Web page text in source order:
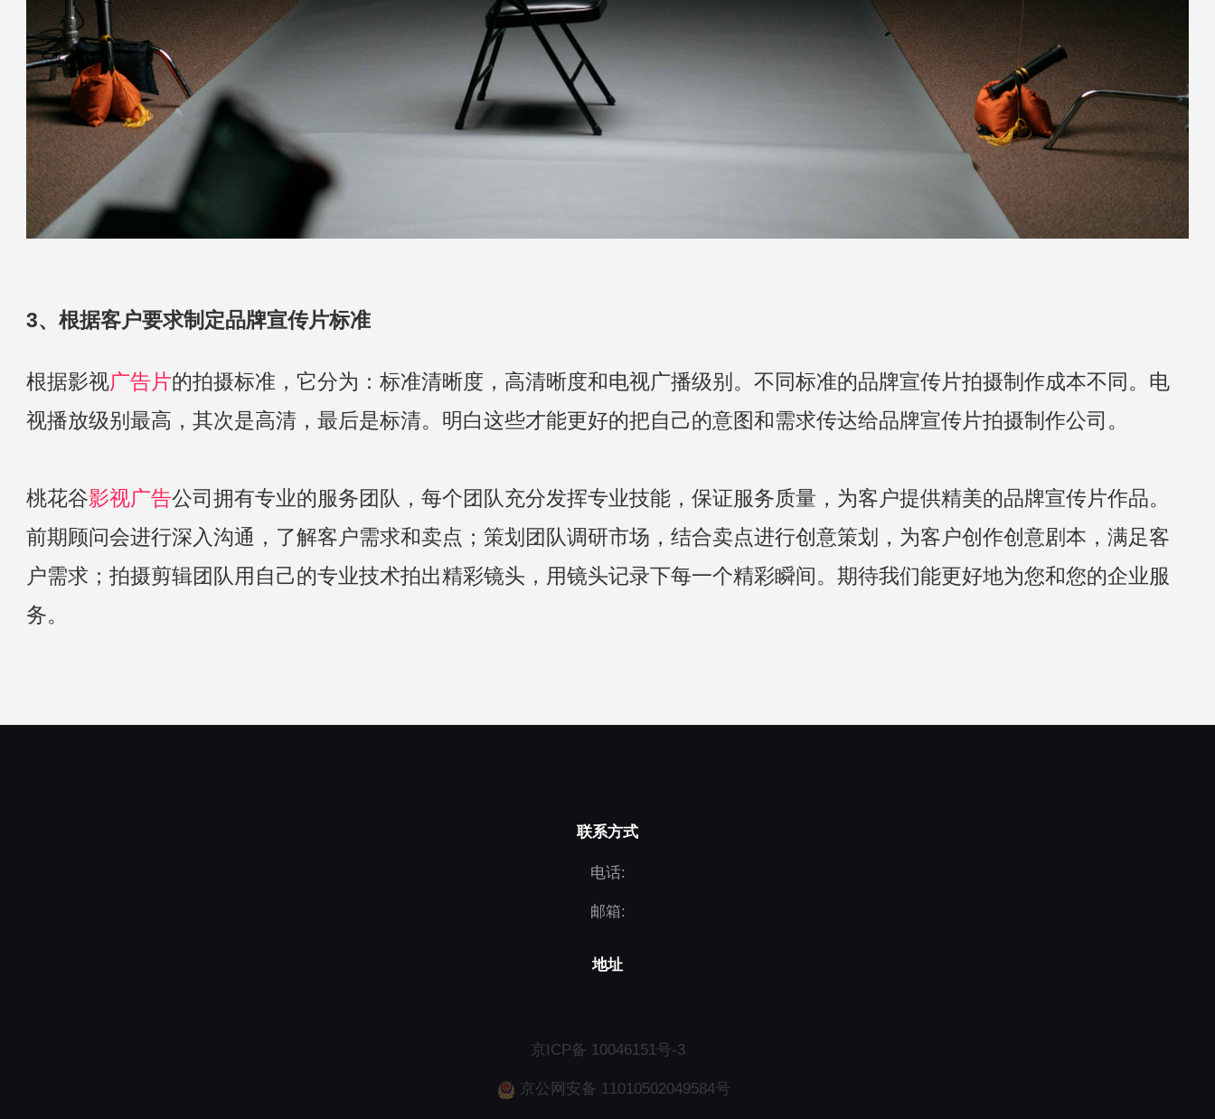
3、根据客户要求制定品牌宣传片标准
根据影视广告片的拍摄标准，它分为：标准清晰度，高清晰度和电视广播级别。不同标准的品牌宣传片拍摄制作成本不同。电
视播放级别最高，其次是高清，最后是标清。明白这些才能更好的把自己的意图和需求传达给品牌宣传片拍摄制作公司。
桃花谷影视广告公司拥有专业的服务团队，每个团队充分发挥专业技能，保证服务质量，为客户提供精美的品牌宣传片作品。
前期顾问会进行深入沟通，了解客户需求和卖点；策划团队调研市场，结合卖点进行创意策划，为客户创作创意剧本，满足客
户需求；拍摄剪辑团队用自己的专业技术拍出精彩镜头，用镜头记录下每一个精彩瞬间。期待我们能更好地为您和您的企业服
务。
联系方式
电话:
邮箱:
地址
京ICP备 10046151号-3
京公网安备 11010502049584号